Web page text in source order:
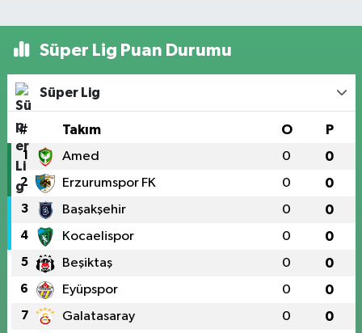
Süper Lig Puan Durumu
Süper Lig
# Takım O P
1 Amed 0 0
2 Erzurumspor FK 0 0
3 Başakşehir 0 0
4 Kocaelispor 0 0
5 Beşiktaş 0 0
6 Eyüpspor 0 0
7 Galatasaray 0 0